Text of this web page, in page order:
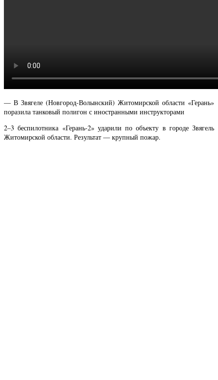
— В Звягеле (Новгород-Волынский) Житомирской области «Герань»
поразила танковый полигон с иностранными инструкторами
2–3 беспилотника «Герань-2» ударили по объекту в городе Звягель
Житомирской области. Результат — крупный пожар.